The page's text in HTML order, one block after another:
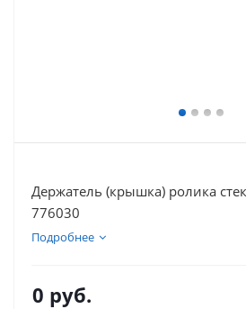
Держатель (крышка) ролика
776030
Подробнее
0 руб.